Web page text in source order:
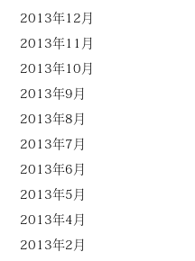
2013年12月
2013年11月
2013年10月
2013年9月
2013年8月
2013年7月
2013年6月
2013年5月
2013年4月
2013年2月